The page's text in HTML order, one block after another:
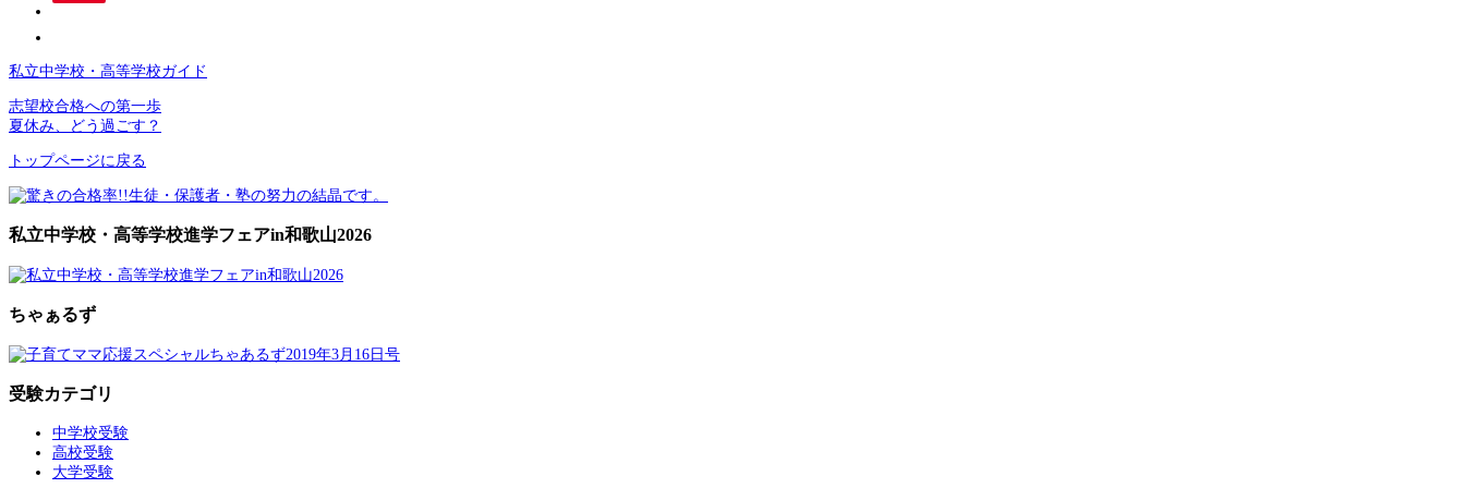
私立中学校・高等学校ガイド
志望校合格への第一歩
夏休み、どう過ごす？
トップページに戻る
私立中学校・高等学校進学フェアin和歌山2026
ちゃぁるず
受験カテゴリ
中学校受験
高校受験
大学受験